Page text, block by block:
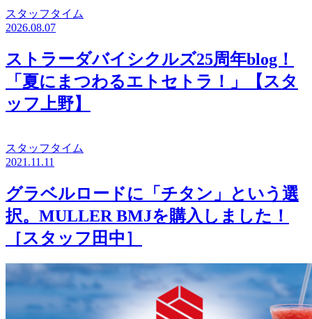
スタッフタイム
2026.08.07
ストラーダバイシクルズ25周年blog！
「夏にまつわるエトセトラ！」【スタ
ッフ上野】
スタッフタイム
2021.11.11
グラベルロードに「チタン」という選
択。MULLER BMJを購入しました！
［スタッフ田中］